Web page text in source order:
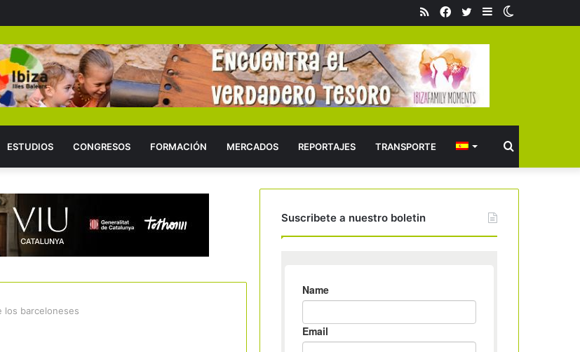
Barra
Twitter
Facebook
RSS
ESTUDIOS CONGRESOS FORMACIÓN MERCADOS REPORTAJES TRANSPORTE Buscar
los barceloneses
Suscribete a nuestro boletin